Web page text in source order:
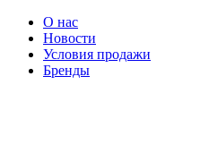
О нас
Новости
Условия продажи
Бренды